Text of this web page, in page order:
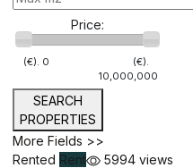
Price:
(€). 0
(€).
10,000,000
SEARCH
PROPERTIES
More Fields >>
Rented Rent 5994 views